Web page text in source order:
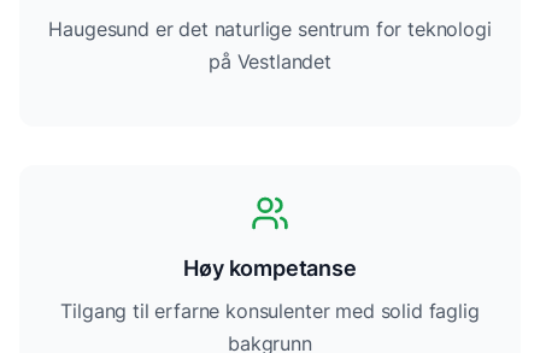
Haugesund er det naturlige sentrum for teknologi
på Vestlandet
Høy kompetanse
Tilgang til erfarne konsulenter med solid faglig
bakgrunn